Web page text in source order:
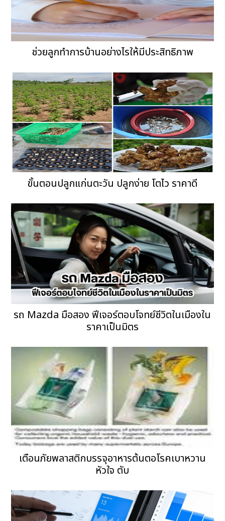
ช่วยลูกทำการบ้านอย่างไรให้มีประสิทธิภาพ
ขั้นตอนปลูกแก่นตะวัน ปลูกง่าย โตไว ราคาดี
รถ Mazda มือสอง ฟีเจอร์ตอบโจทย์ชีวิตในเมืองใน
ราคาเป็นมิตร
เตือนภัยพลาสติกบรรจุอาหารต้นตอโรคเบาหวาน
หัวใจ ตับ